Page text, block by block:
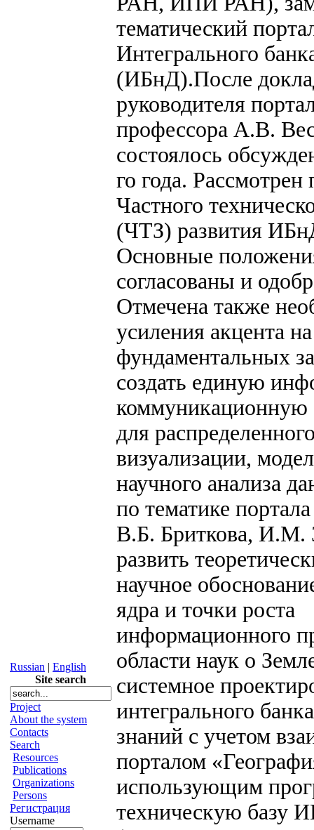
Russian | English
Site search
Project
About the system
Contacts
Search
Resources
Publications
Organizations
Persons
Регистрация
Username
тематический
Интегрального
(ИБнД).После
руководителя
профессора А.В.
состоялось
го года. Рассмотрен
Частного
(ЧТЗ) развития
Основные
согласованы и
Отмечена также
усиления акцента на
фундаментальных
создать единую
для
визуализации,
научного анализа
по тематике
В.Б. Бриткова, И.М.
развить
научное
ядра и точки роста
информационного
области наук о
системное
интегрального
знаний с учетом
порталом
использующим
техническую базу